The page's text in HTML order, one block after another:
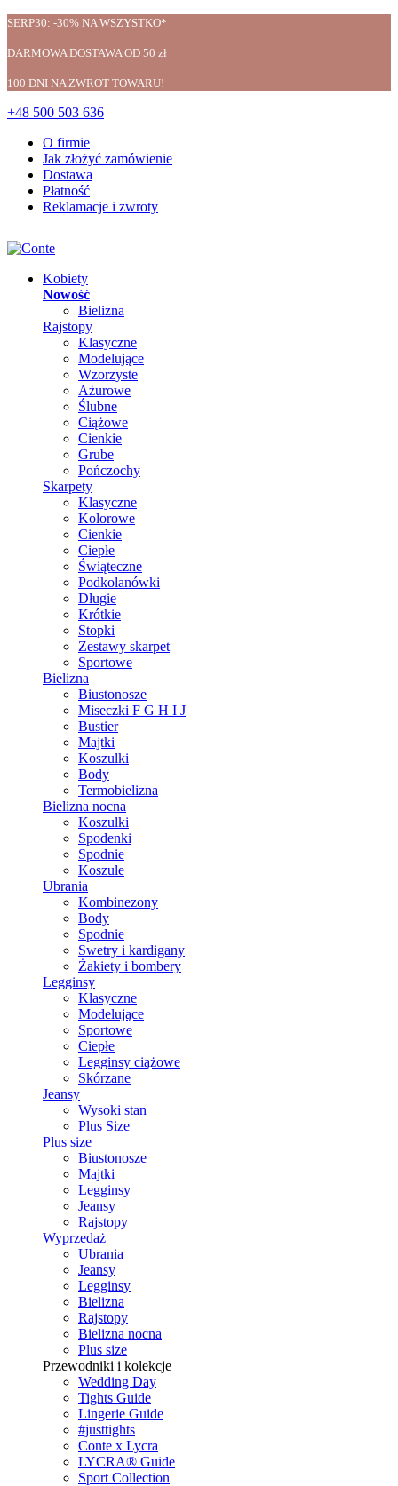
SERP30: -30% NA WSZYSTKO*
DARMOWA DOSTAWA OD 50 zł
100 DNI NA ZWROT TOWARU!
+48 500 503 636
O firmie
Jak złożyć zamówienie
Dostawa
Płatność
Reklamacje i zwroty
Kobiety
Nowość
Bielizna
Rajstopy
Klasyczne
Modelujące
Wzorzyste
Ażurowe
Ślubne
Ciążowe
Cienkie
Grube
Pończochy
Skarpety
Klasyczne
Kolorowe
Cienkie
Ciepłe
Świąteczne
Podkolanówki
Długie
Krótkie
Stopki
Zestawy skarpet
Sportowe
Bielizna
Biustonosze
Miseczki F G H I J
Bustier
Majtki
Koszulki
Body
Termobielizna
Bielizna nocna
Koszulki
Spodenki
Spodnie
Koszule
Ubrania
Kombinezony
Body
Spodnie
Swetry i kardigany
Żakiety i bombery
Legginsy
Klasyczne
Modelujące
Sportowe
Ciepłe
Legginsy ciążowe
Skórzane
Jeansy
Wysoki stan
Plus Size
Plus size
Biustonosze
Majtki
Legginsy
Jeansy
Rajstopy
Wyprzedaż
Ubrania
Jeansy
Legginsy
Bielizna
Rajstopy
Bielizna nocna
Plus size
Przewodniki i kolekcje
Wedding Day
Tights Guide
Lingerie Guide
#justtights
Conte x Lycra
LYCRA® Guide
Sport Сollection